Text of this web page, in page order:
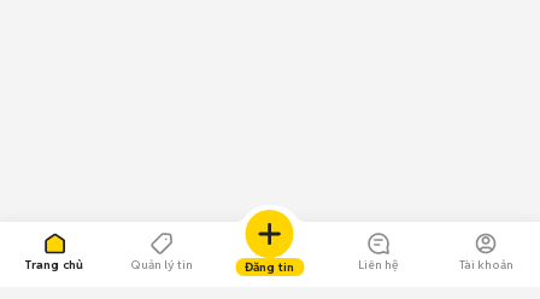
Trang chủ Quản lý tin Đăng tin Liên hệ Tài khoản